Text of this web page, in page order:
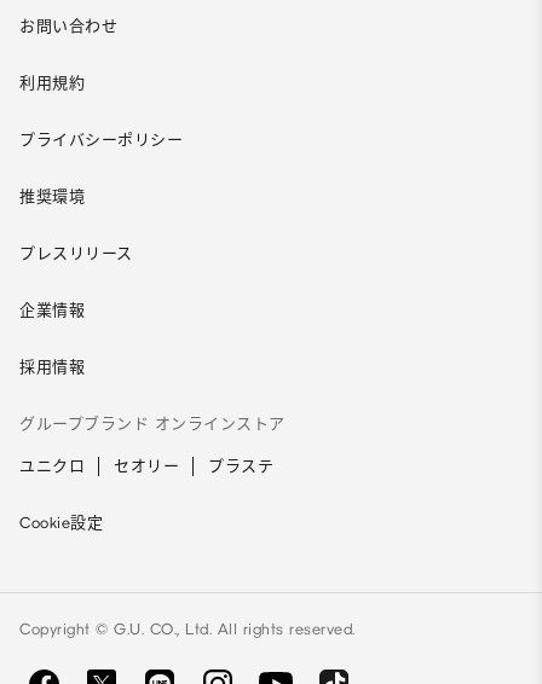
お問い合わせ
利用規約
プライバシーポリシー
推奨環境
プレスリリース
企業情報
採用情報
グループブランド オンラインストア
ユニクロ セオリー プラステ
Cookie設定
Copyright © G.U. CO., Ltd. All rights reserved.